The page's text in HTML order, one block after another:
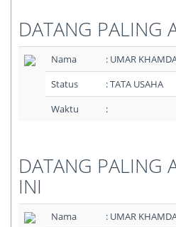
DATANG PALING
Nama
: UMAR
Status
: TATA USAHA
Waktu
:
DATANG PALING
INI
Nama
: UMAR